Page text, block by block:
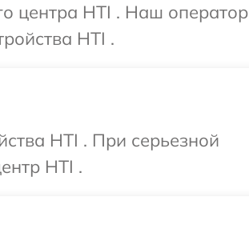
центра HTI . Наш оператор
HTI .
HTI . При серьезной
HTI .